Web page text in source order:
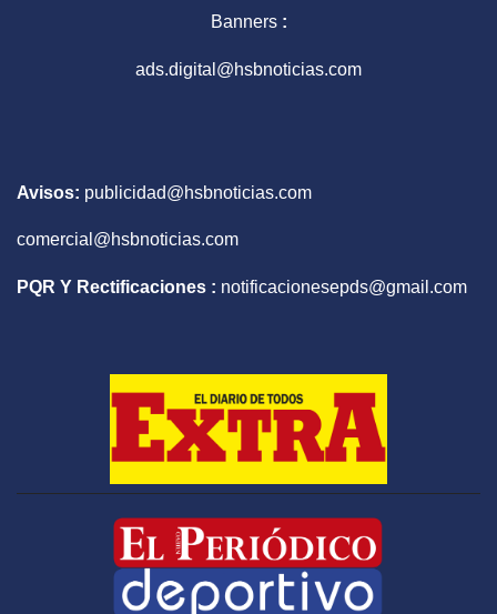
Banners :
ads.digital@hsbnoticias.com
Avisos: publicidad@hsbnoticias.com
comercial@hsbnoticias.com
PQR Y Rectificaciones : notificacionesepds@gmail.com